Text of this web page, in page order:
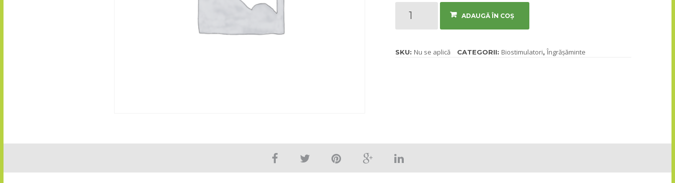
Cantitate ADAUGĂ ÎN COȘ
SKU: Nu se aplică CATEGORII: Biostimulatori,Îngrășăminte